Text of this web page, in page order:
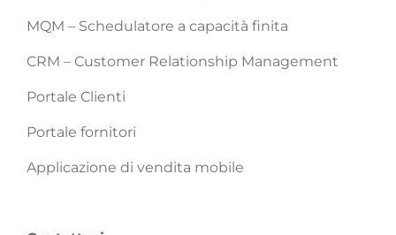
MQM – Schedulatore a capacità finita
CRM – Customer Relationship Management
Portale Clienti
Portale fornitori
Applicazione di vendita mobile